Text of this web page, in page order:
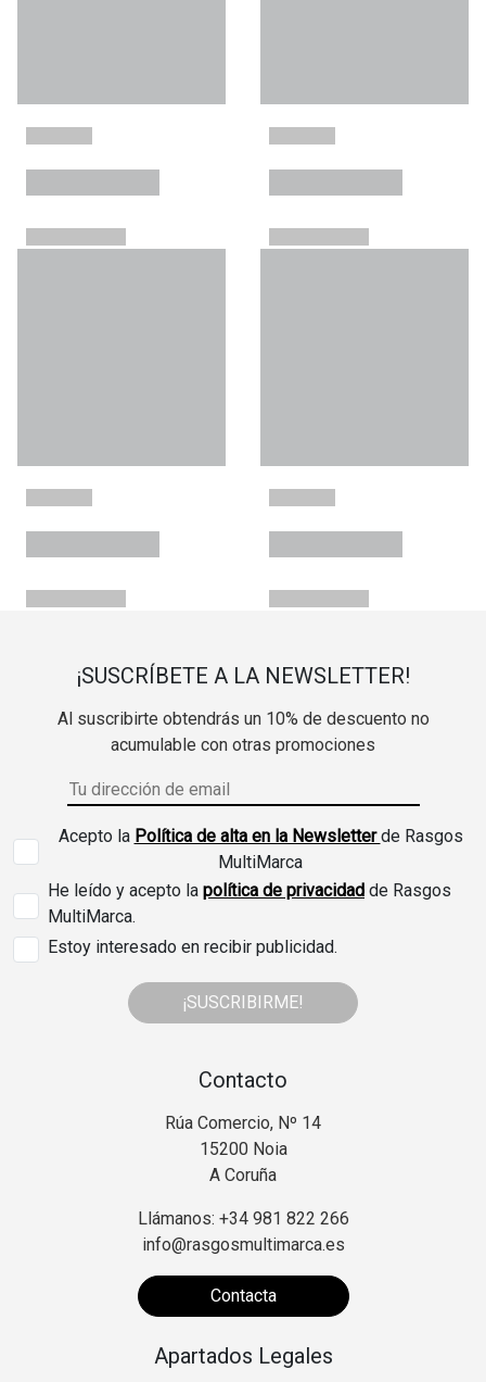
¡SUSCRÍBETE A LA NEWSLETTER!
Al suscribirte obtendrás un 10% de descuento no
acumulable con otras promociones
Acepto la Política de alta en la Newsletterde Rasgos
MultiMarca
He leído y acepto la política de privacidad de Rasgos
MultiMarca.
Estoy interesado en recibir publicidad.
¡SUSCRIBIRME!
Contacto
Rúa Comercio, Nº 14
15200 Noia
A Coruña
Llámanos: +34 981 822 266
info@rasgosmultimarca.es
Contacta
Apartados Legales